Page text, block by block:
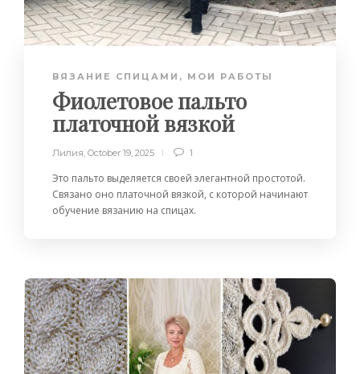
ВЯЗАНИЕ СПИЦАМИ , МОИ РАБОТЫ
Фиолетовое пальто
платочной вязкой
Лилия October 19, 2025 1
Это пальто выделяется своей элегантной простотой.
Связано оно платочной вязкой, с которой начинают
обучение вязанию на спицах.